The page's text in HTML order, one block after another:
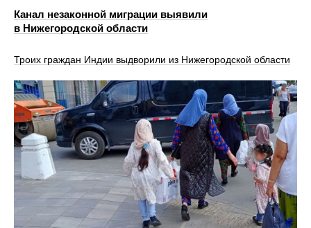
Канал незаконной миграции выявили
в Нижегородской области
Троих граждан Индии выдворили из Нижегородской области